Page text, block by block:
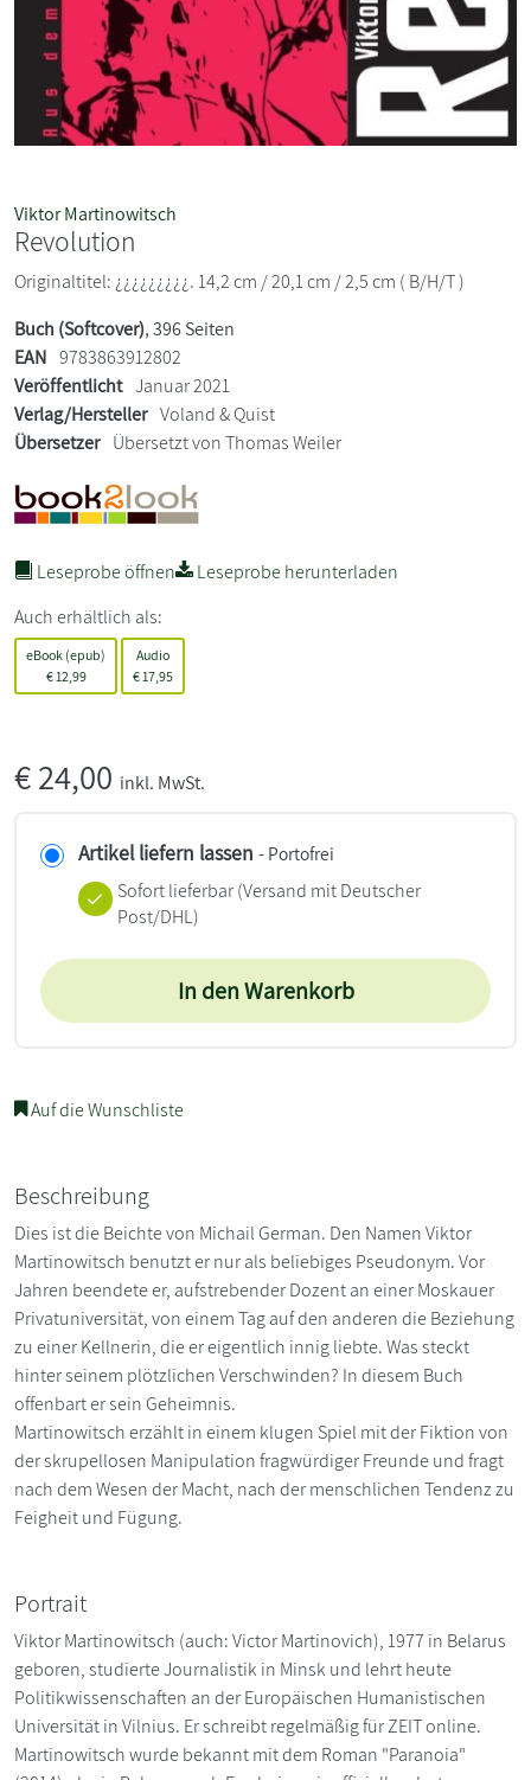
Viktor Martinowitsch
Revolution
Originaltitel: ¿¿¿¿¿¿¿¿¿. 14,2 cm / 20,1 cm / 2,5 cm ( B/H/T )
Buch (Softcover), 396 Seiten
EAN 9783863912802
Veröffentlicht Januar 2021
Verlag/Hersteller Voland & Quist
Übersetzer Übersetzt von Thomas Weiler
Leseprobe öffnen
Leseprobe herunterladen
Auch erhältlich als:
eBook (epub)
€12,99
Audio
€17,95
€24,00 inkl. MwSt.
Artikel liefern lassen - Portofrei
Sofort lieferbar(Versand mit Deutscher
Post/DHL)
In den Warenkorb
Auf die Wunschliste
Beschreibung
Dies ist die Beichte von Michail German. Den Namen Viktor
Martinowitsch benutzt er nur als beliebiges Pseudonym. Vor
Jahren beendete er, aufstrebender Dozent an einer Moskauer
Privatuniversität, von einem Tag auf den anderen die Beziehung
zu einer Kellnerin, die er eigentlich innig liebte. Was steckt
hinter seinem plötzlichen Verschwinden? In diesem Buch
offenbart er sein Geheimnis.
Martinowitsch erzählt in einem klugen Spiel mit der Fiktion von
der skrupellosen Manipulation fragwürdiger Freunde und fragt
nach dem Wesen der Macht, nach der menschlichen Tendenz zu
Feigheit und Fügung.
Portrait
Viktor Martinowitsch (auch: Victor Martinovich), 1977 in Belarus
geboren, studierte Journalistik in Minsk und lehrt heute
Politikwissenschaften an der Europäischen Humanistischen
Universität in Vilnius. Er schreibt regelmäßig für ZEIT online.
Martinowitsch wurde bekannt mit dem Roman "Paranoia"